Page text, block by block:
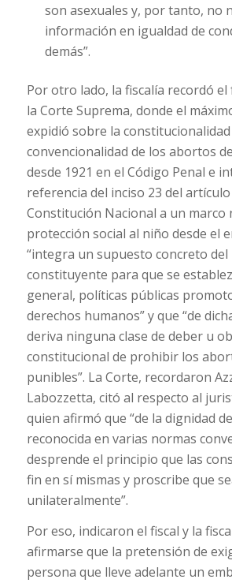
son asexuales y, por tanto, no
información en igualdad de
demás”.
Por otro lado, la fiscalía recordó el
la Corte Suprema, donde el
expidió sobre la
convencionalidad de los abortos
desde 1921 en el Código Penal e
referencia del inciso 23 del artículo
Constitución Nacional a un marco
protección social al niño desde el
“integra un supuesto concreto del
constituyente para que se
general, políticas públicas
derechos humanos” y que “de
deriva ninguna clase de deber u
constitucional de prohibir los
punibles”. La Corte, recordaron
Labozzetta, citó al respecto al
quien afirmó que “de la dignidad
reconocida en varias normas
desprende el principio que las
fin en sí mismas y proscribe que
unilateralmente”.
Por eso, indicaron el fiscal y la
afirmarse que la pretensión de
persona que lleve adelante un